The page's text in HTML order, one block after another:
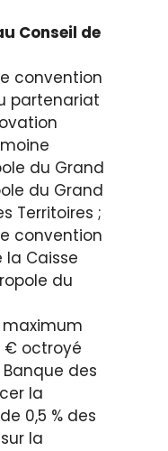
Conseil de
convention
partenariat
du Grand
du Grand
Territoires ;
convention
Caisse
du
€ octroyé
des
la
0,5 % des
la